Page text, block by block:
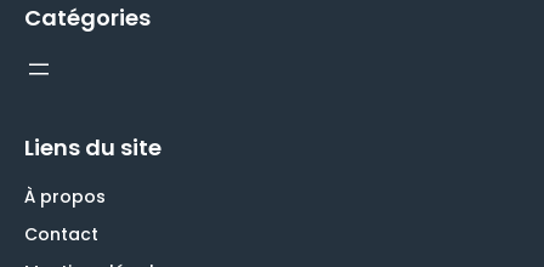
Catégories
Liens du site
À propos
Contact